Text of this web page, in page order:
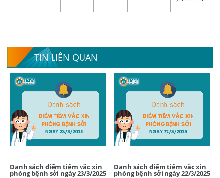
TIN LIÊN QUAN
Danh sách điểm tiêm vắc xin
phòng bệnh sởi ngày 23/3/2025
Danh sách điểm tiêm vắc xin
phòng bệnh sởi ngày 22/3/2025